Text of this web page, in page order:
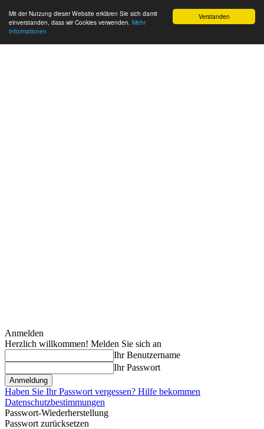
Verstanden
Mit der Nutzung dieser Website erklären Sie sich damit
einverstanden, dass wir Cookies verwenden. Mehr
Informationen
Anmelden
Herzlich willkommen! Melden Sie sich an
Ihr Benutzername
Ihr Passwort
Haben Sie Ihr Passwort vergessen? Hilfe bekommen
Datenschutzbestimmungen
Passwort-Wiederherstellung
Passwort zurücksetzen